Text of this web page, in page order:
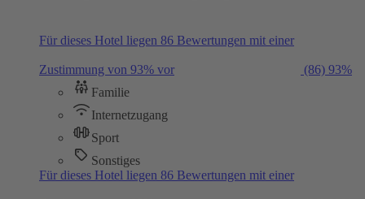
Für dieses Hotel liegen 86 Bewertungen mit einer
Zustimmung von 93% vor (86) 93%
Familie
Internetzugang
Sport
Sonstiges
Für dieses Hotel liegen 86 Bewertungen mit einer